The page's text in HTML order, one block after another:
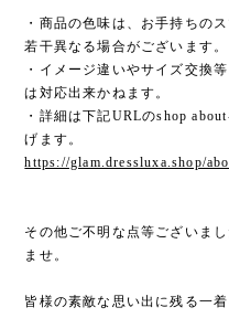
・商品の色味は、お手持ちの
若干異なる場合がございます。
・イメージ違いやサイズ交換
は対応出来かねます。
・詳細は下記URLのshop
げます。
https://glam.dressluxa.shop/
その他ご不明な点等ございま
ませ。
皆様の素敵な思い出に残る一